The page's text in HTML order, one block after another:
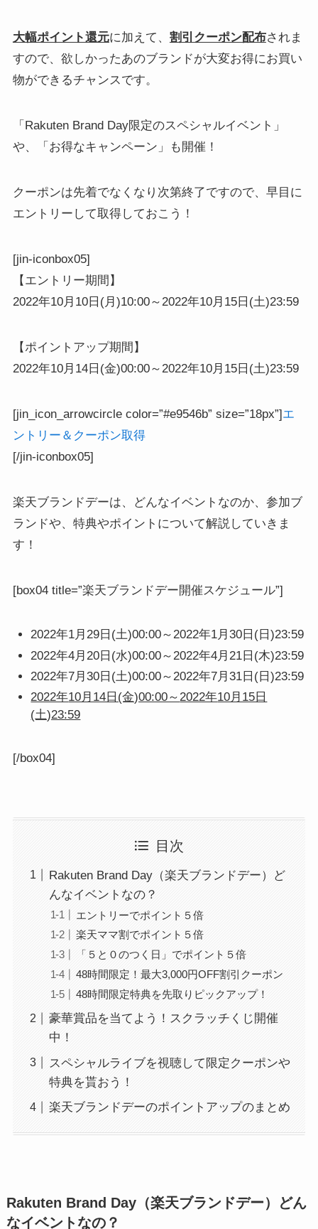
大幅ポイント還元に加えて、 割引クーポン配布されま
すので、欲しかったあのブランドが大変お得にお買い
物ができるチャンスです。
「Rakuten Brand Day限定のスペシャルイベント」
や、「お得なキャンペーン」も開催！
クーポンは先着でなくなり次第終了ですので、早目に
エントリーして取得しておこう！
[jin-iconbox05]
【エントリー期間】
2022年10月10日(月)10:00～2022年10月15日(土)23:59
【ポイントアップ期間】
2022年10月14日(金)00:00～2022年10月15日(土)23:59
[jin_icon_arrowcircle color=”#e9546b” size=”18px”] エ
ントリー＆クーポン取得
[/jin-iconbox05]
楽天ブランドデーは、どんなイベントなのか、参加ブ
ランドや、特典やポイントについて解説していきま
す！
[box04 title=”楽天ブランドデー開催スケジュール”]
2022年1月29日(土)00:00～2022年1月30日(日)23:59
2022年4月20日(水)00:00～2022年4月21日(木)23:59
2022年7月30日(土)00:00～2022年7月31日(日)23:59
2022年10月14日(金)00:00～2022年10月15日
(土)23:59
[/box04]
目次
Rakuten Brand Day（楽天ブランドデー）ど
んなイベントなの？
エントリーでポイント５倍
楽天ママ割でポイント５倍
「５と０のつく日」でポイント５倍
48時間限定！最大3,000円OFF割引クーポン
48時間限定特典を先取りピックアップ！
豪華賞品を当てよう！スクラッチくじ開催
中！
スペシャルライブを視聴して限定クーポンや
特典を貰おう！
楽天ブランドデーのポイントアップのまとめ
Rakuten Brand Day（楽天ブランドデー）どん
なイベントなの？